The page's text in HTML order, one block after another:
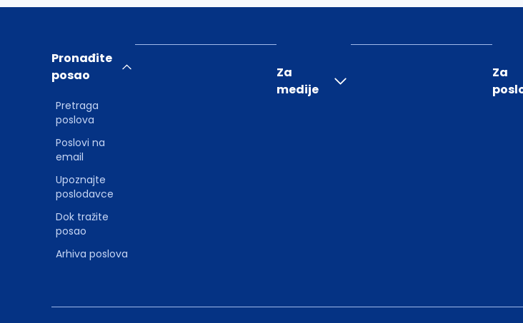
Pronađite
posao
Pretraga
poslova
Poslovi na
email
Upoznajte
poslodavce
Dok tražite
posao
Arhiva poslova
Za
medije
Za